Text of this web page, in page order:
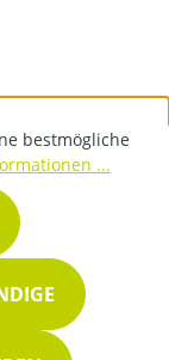
bestmögliche
...